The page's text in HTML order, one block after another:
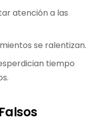
atención a las
se ralentizan.
tiempo